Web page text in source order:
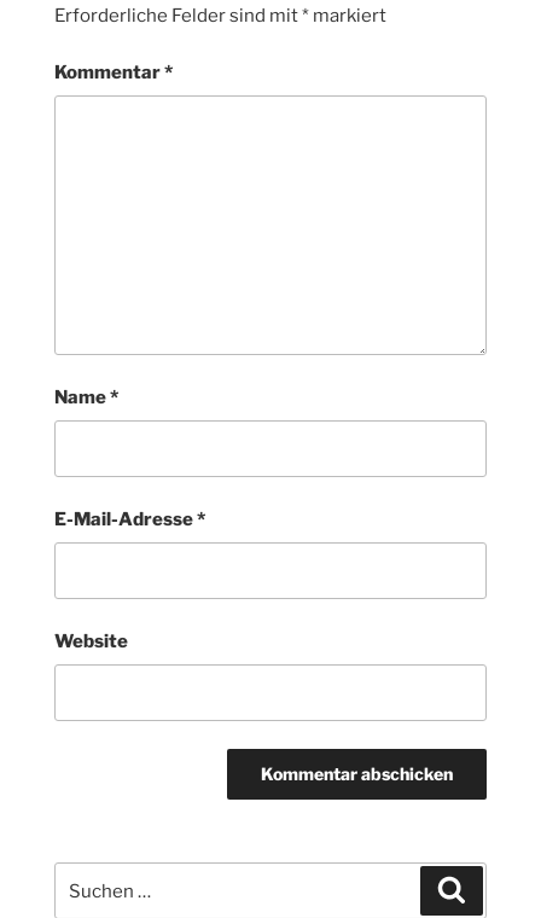
Erforderliche Felder sind mit* markiert
Kommentar*
Name*
E-Mail-Adresse*
Website
nach: